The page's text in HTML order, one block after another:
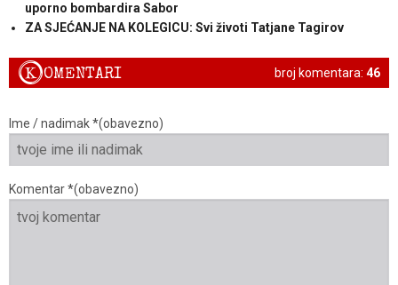
uporno bombardira Sabor
ZA SJEĆANJE NA KOLEGICU: Svi životi Tatjane Tagirov
broj komentara: 46
KOMENTARI
Ime / nadimak *(obavezno)
Komentar *(obavezno)